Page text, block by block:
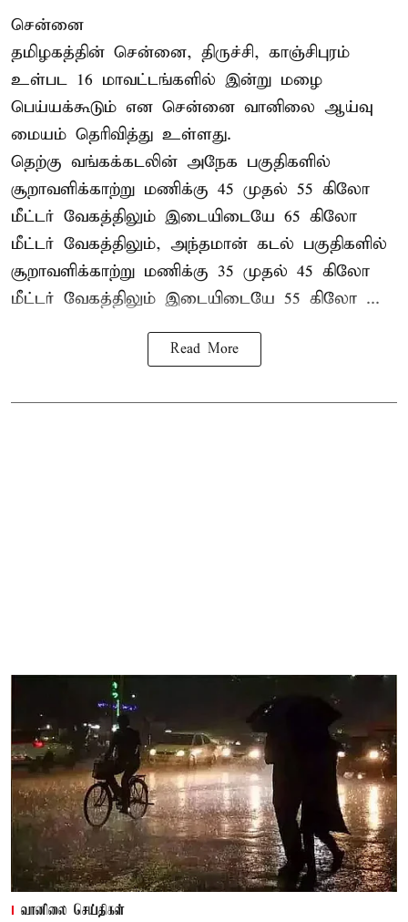
சென்னை
தமிழகத்தின் சென்னை, திருச்சி, காஞ்சிபுரம்
உள்பட 16 மாவட்டங்களில் இன்று மழை
பெய்யக்கூடும் என சென்னை வானிலை ஆய்வு
மையம் தெரிவித்து உள்ளது.
தெற்கு வங்கக்கடலின் அநேக பகுதிகளில்
சூறாவளிக்காற்று மணிக்கு 45 முதல் 55 கிலோ
மீட்டர் வேகத்திலும் இடையிடையே 65 கிலோ
மீட்டர் வேகத்திலும், அந்தமான் கடல் பகுதிகளில்
சூறாவளிக்காற்று மணிக்கு 35 முதல் 45 கிலோ
மீட்டர் வேகத்திலும் இடையிடையே 55 கிலோ ...
Read More
வானிலை செய்திகள்